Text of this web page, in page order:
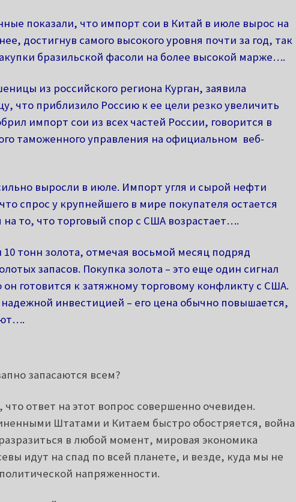
показали, что импорт сои в Китай в июле вырос на
достигнув самого высокого уровня почти за год, так
бразильской фасоли на более высокой марже….
из российского региона Курган, заявила
что приблизило Россию к ее цели резко увеличить
импорт сои из всех частей России, говорится в
таможенного управления на официальном веб-
выросли в июле. Импорт угля и сырой нефти
спрос у крупнейшего в мире покупателя остается
то, что торговый спор с США возрастает….
тонн золота, отмечая восьмой месяц подряд
запасов. Покупка золота – это еще один сигнал
готовится к затяжному торговому конфликту с США.
инвестицией – его цена обычно повышается,
запасаются всем?
ответ на этот вопрос совершенно очевиден.
Штатами и Китаем быстро обостряется, война
в любой момент, мировая экономика
идут на спад по всей планете, и везде, куда мы не
напряженности.